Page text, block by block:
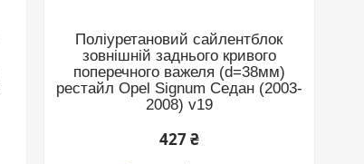
Поліуретановий сайлентблок
зовнішній заднього кривого
поперечного важеля (d=38мм)
рестайл Opel Signum Седан (2003-
2008) v19
427 ₴